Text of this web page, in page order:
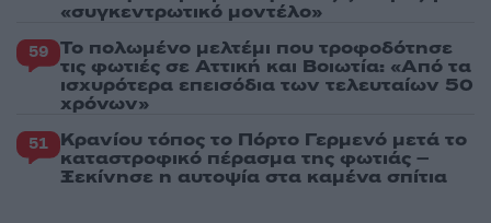
«συγκεντρωτικό μοντέλο»
59 Το πολωμένο μελτέμι που τροφοδότησε
τις φωτιές σε Αττική και Βοιωτία: «Από τα
ισχυρότερα επεισόδια των τελευταίων 50
χρόνων»
51 Κρανίου τόπος το Πόρτο Γερμενό μετά το
καταστροφικό πέρασμα της φωτιάς –
Ξεκίνησε η αυτοψία στα καμένα σπίτια